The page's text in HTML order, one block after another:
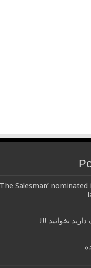
‘The Salesman’ nominated
بخوانید !!!